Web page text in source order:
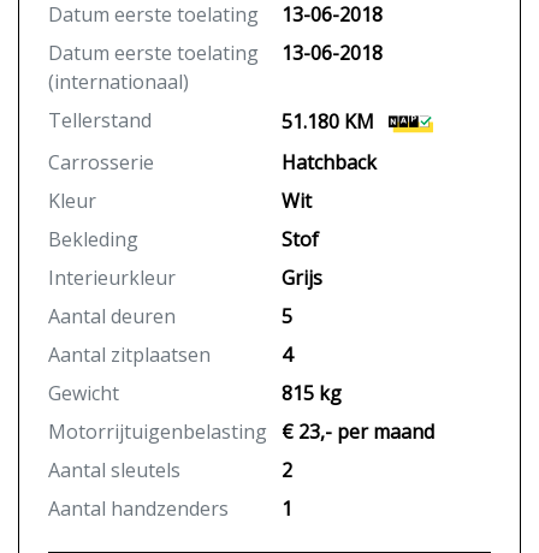
Datum eerste toelating
13-06-2018
Datum eerste toelating
(internationaal)
13-06-2018
Tellerstand
51.180 KM
Carrosserie
Hatchback
Kleur
Wit
Bekleding
Stof
Interieurkleur
Grijs
Aantal deuren
5
Aantal zitplaatsen
4
Gewicht
815 kg
Motorrijtuigenbelasting € 23,- per maand
Aantal sleutels
2
Aantal handzenders
1